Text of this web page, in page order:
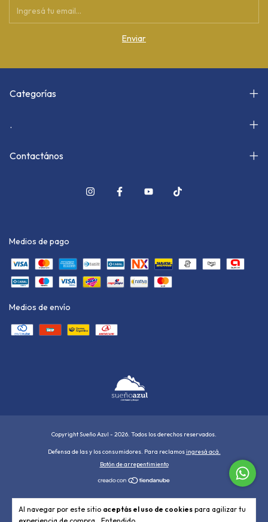
Al navegar por este sitio aceptás el uso de cookies para agilizar tu
Categorías
.
Contactános
Medios de pago
Medios de envío
Copyright Sueño Azul - 2026. Todos los derechos reservados.
Defensa de las y los consumidores. Para reclamosingresá acá.
Botón de arrepentimiento